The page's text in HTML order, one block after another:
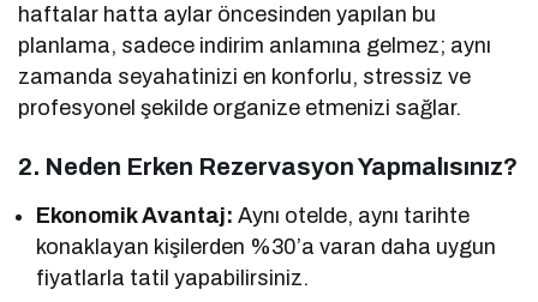
haftalar hatta aylar öncesinden yapılan bu
planlama, sadece indirim anlamına gelmez; aynı
zamanda seyahatinizi en konforlu, stressiz ve
profesyonel şekilde organize etmenizi sağlar.
2. Neden Erken Rezervasyon Yapmalısınız?
Ekonomik Avantaj: Aynı otelde, aynı tarihte
konaklayan kişilerden %30’a varan daha uygun
fiyatlarla tatil yapabilirsiniz.